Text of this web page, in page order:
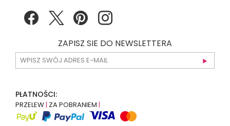
ZAPISZ SIE DO NEWSLETTERA
PŁATNOŚCI:
PRZELEW| ZA POBRANIEM |